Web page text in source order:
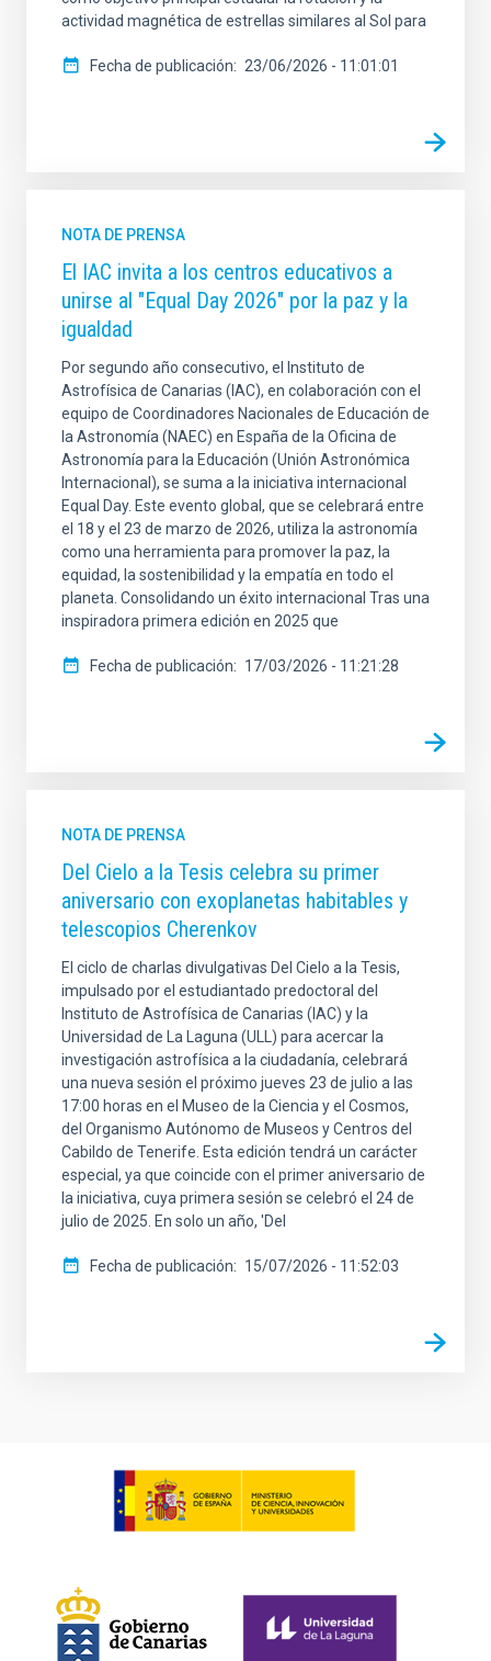
actividad magnética de estrellas similares al Sol para
Fecha de publicación 23/06/2026 - 11:01:01
NOTA DE PRENSA
El IAC invita a los centros educativos a
unirse al "Equal Day 2026" por la paz y la
igualdad
Por segundo año consecutivo, el Instituto de
Astrofísica de Canarias (IAC), en colaboración con el
equipo de Coordinadores Nacionales de Educación de
la Astronomía (NAEC) en España de la Oficina de
Astronomía para la Educación (Unión Astronómica
Internacional), se suma a la iniciativa internacional
Equal Day. Este evento global, que se celebrará entre
el 18 y el 23 de marzo de 2026, utiliza la astronomía
como una herramienta para promover la paz, la
equidad, la sostenibilidad y la empatía en todo el
planeta. Consolidando un éxito internacional Tras una
inspiradora primera edición en 2025 que
Fecha de publicación 17/03/2026 - 11:21:28
NOTA DE PRENSA
Del Cielo a la Tesis celebra su primer
aniversario con exoplanetas habitables y
telescopios Cherenkov
El ciclo de charlas divulgativas Del Cielo a la Tesis,
impulsado por el estudiantado predoctoral del
Instituto de Astrofísica de Canarias (IAC) y la
Universidad de La Laguna (ULL) para acercar la
investigación astrofísica a la ciudadanía, celebrará
una nueva sesión el próximo jueves 23 de julio a las
17:00 horas en el Museo de la Ciencia y el Cosmos,
del Organismo Autónomo de Museos y Centros del
Cabildo de Tenerife. Esta edición tendrá un carácter
especial, ya que coincide con el primer aniversario de
la iniciativa, cuya primera sesión se celebró el 24 de
julio de 2025. En solo un año, 'Del
Fecha de publicación 15/07/2026 - 11:52:03